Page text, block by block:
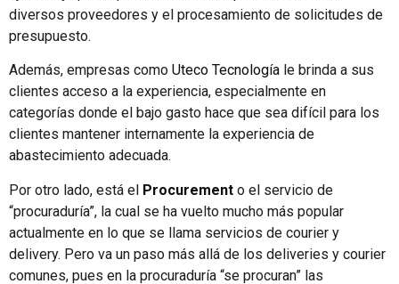
diversos proveedores y el procesamiento de solicitudes de
presupuesto.
Además, empresas como Uteco Tecnología le brinda a sus
clientes acceso a la experiencia, especialmente en
categorías donde el bajo gasto hace que sea difícil para los
clientes mantener internamente la experiencia de
abastecimiento adecuada.
Por otro lado, está el Procurement o el servicio de
“procuraduría”, la cual se ha vuelto mucho más popular
actualmente en lo que se llama servicios de courier y
delivery. Pero va un paso más allá de los deliveries y courier
comunes, pues en la procuraduría “se procuran” las